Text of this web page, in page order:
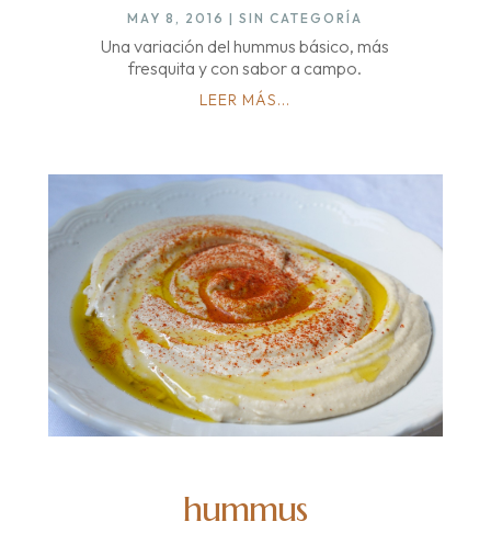
MAY 8, 2016 |SIN CATEGORÍA
Una variación del hummus básico, más
fresquita y con sabor a campo.
LEER MÁS...
hummus